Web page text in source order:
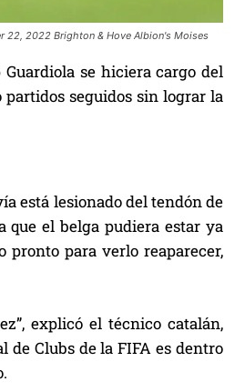
22, 2022 Brighton & Hove Albion's Moises
se hiciera cargo del
partidos seguidos sin lograr la
está lesionado del tendón de
que el belga pudiera estar ya
pronto para verlo reaparecer,
explicó el técnico catalán,
de Clubs de la FIFA es dentro